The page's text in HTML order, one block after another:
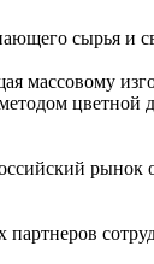
сырья и
массовому
цветной
партнеров